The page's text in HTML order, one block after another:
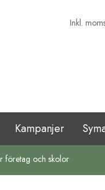
Kampanjer
företag och skolor